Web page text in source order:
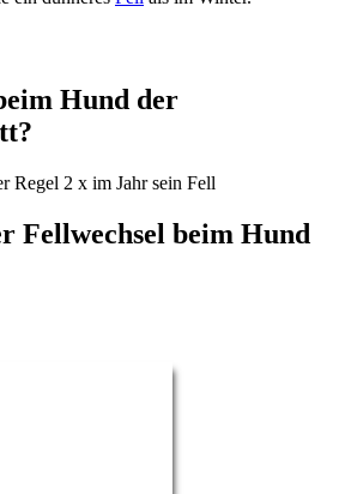
Hund der
Regel 2 x im Jahr sein Fell
Fellwechsel beim Hund